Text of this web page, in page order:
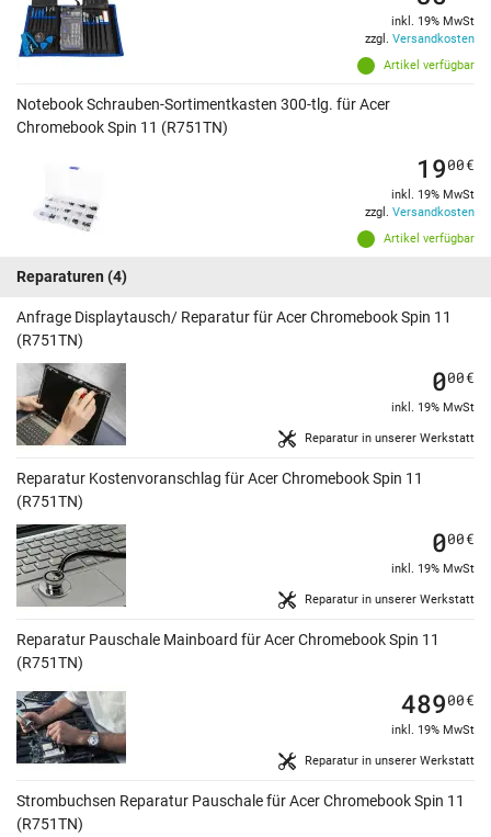
Artikel verfügbar
inkl. 19% MwSt
zzgl. Versandkosten
Notebook Schrauben-Sortimentkasten 300-tlg. für Acer
Chromebook Spin 11 (R751TN)
Artikel verfügbar
1900€
inkl. 19% MwSt
zzgl. Versandkosten
Reparaturen (4)
Anfrage Displaytausch/ Reparatur für Acer Chromebook Spin 11
(R751TN)
Reparatur in unserer Werkstatt
000€
inkl. 19% MwSt
Reparatur Kostenvoranschlag für Acer Chromebook Spin 11
(R751TN)
Reparatur in unserer Werkstatt
000€
inkl. 19% MwSt
Reparatur Pauschale Mainboard für Acer Chromebook Spin 11
(R751TN)
Reparatur in unserer Werkstatt
48900€
inkl. 19% MwSt
Strombuchsen Reparatur Pauschale für Acer Chromebook Spin 11
(R751TN)